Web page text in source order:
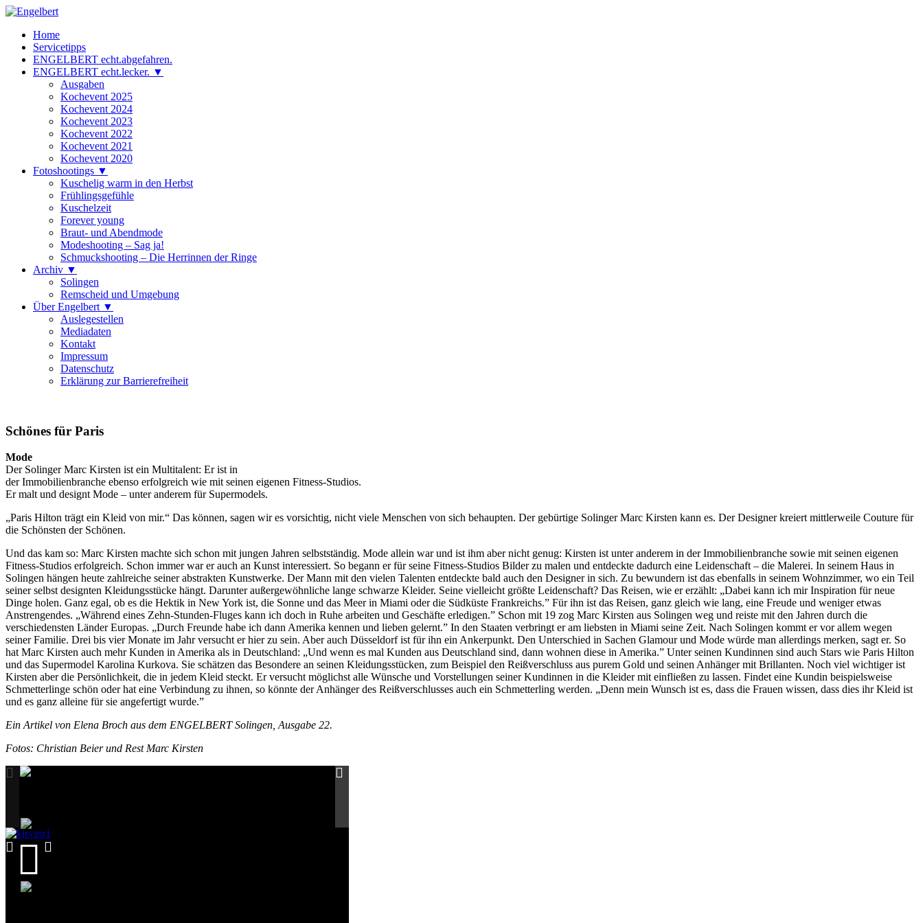
Zum
springen
Engelbert
Lifestyle – Shopping – Genuss
Home
Servicetipps
ENGELBERT echt.abgefahren.
ENGELBERT echt.lecker. ▼
Ausgaben
Kochevent 2025
Kochevent 2024
Kochevent 2023
Kochevent 2022
Kochevent 2021
Kochevent 2020
Fotoshootings ▼
Kuschelig warm in den Herbst
Frühlingsgefühle
Kuschelzeit
Forever young
Braut- und Abendmode
Modeshooting – Sag ja!
Schmuckshooting – Die Herrinnen der Ringe
Archiv ▼
Solingen
Remscheid und Umgebung
Über Engelbert ▼
Auslegestellen
Mediadaten
Kontakt
Impressum
Datenschutz
Erklärung zur Barrierefreiheit
Schönes für Paris
Mode
Der Solinger Marc Kirsten ist ein Multitalent: Er ist in
der Immobilienbranche ebenso erfolgreich wie mit seinen eigenen Fitness-Studios.
Er malt und designt Mode – unter anderem für Supermodels.
„Paris Hilton trägt ein Kleid von mir.“ Das können, sagen wir es vorsichtig, nicht viele Menschen von sich behaupten. Der gebürtige Solinger Marc Kirsten kann es. Der Designer kreiert mittlerweile Couture für
die Schönsten der Schönen.
Und das kam so: Marc Kirsten machte sich schon mit jungen Jahren selbstständig. Mode allein war und ist ihm aber nicht genug: Kirsten ist unter anderem in der Immobilienbranche sowie mit seinen eigenen
Fitness-Studios erfolgreich. Schon immer war er auch an Kunst interessiert. So begann er für seine Fitness-Studios Bilder zu malen und entdeckte dadurch eine Leidenschaft – die Malerei. In seinem Haus in
Solingen hängen heute zahlreiche seiner abstrakten Kunstwerke. Der Mann mit den vielen Talenten entdeckte bald auch den Designer in sich. Zu bewundern ist das ebenfalls in seinem Wohnzimmer, wo ein Teil
seiner selbst designten Kleidungsstücke hängt. Darunter außergewöhnliche lange schwarze Kleider. Seine vielleicht größte Leidenschaft? Das Reisen, wie er erzählt: „Dabei kann ich mir Inspiration für neue
Dinge holen. Ganz egal, ob es die Hektik in New York ist, die Sonne und das Meer in Miami oder die Südküste Frankreichs.” Für ihn ist das Reisen, ganz gleich wie lang, eine Freude und weniger etwas
Anstrengendes. „Während eines Zehn-Stunden-Fluges kann ich doch in Ruhe arbeiten und Geschäfte erledigen.” Schon mit 19 zog Marc Kirsten aus Solingen weg und reiste mit den Jahren durch die
verschiedensten Länder Europas. „Durch Freunde habe ich dann Amerika kennen und lieben gelernt.” In den Staaten verbringt er am liebsten in Miami seine Zeit. Nach Solingen kommt er vor allem wegen
seiner Familie. Drei bis vier Monate im Jahr versucht er hier zu sein. Aber auch Düsseldorf ist für ihn ein Ankerpunkt. Den Unterschied in Sachen Glamour und Mode würde man allerdings merken, sagt er. So
hat Marc Kirsten auch mehr Kunden in Amerika als in Deutschland: „Und wenn es mal Kunden aus Deutschland sind, dann wohnen diese in Amerika.” Unter seinen Kundinnen sind auch Stars wie Paris Hilton
und das Supermodel Karolina Kurkova. Sie schätzen das Besondere an seinen Kleidungsstücken, zum Beispiel den Reißverschluss aus purem Gold und seinen Anhänger mit Brillanten. Noch viel wichtiger ist
Kirsten aber die Persönlichkeit, die in jedem Kleid steckt. Er versucht möglichst alle Wünsche und Vorstellungen seiner Kundinnen in die Kleider mit einfließen zu lassen. Findet eine Kundin beispielsweise
Schmetterlinge schön oder hat eine Verbindung zu ihnen, so könnte der Anhänger des Reißverschlusses auch ein Schmetterling werden. „Denn mein Wunsch ist es, dass die Frauen wissen, dass dies ihr Kleid ist
und es ganz alleine für sie angefertigt wurde.”
Ein Artikel von Elena Broch aus dem ENGELBERT Solingen, Ausgabe 22.
Fotos: Christian Beier und Rest Marc Kirsten